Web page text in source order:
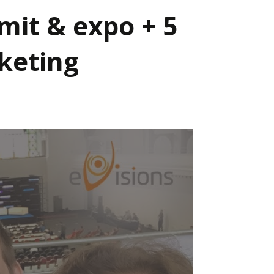
Já v médiích
& expo + 5